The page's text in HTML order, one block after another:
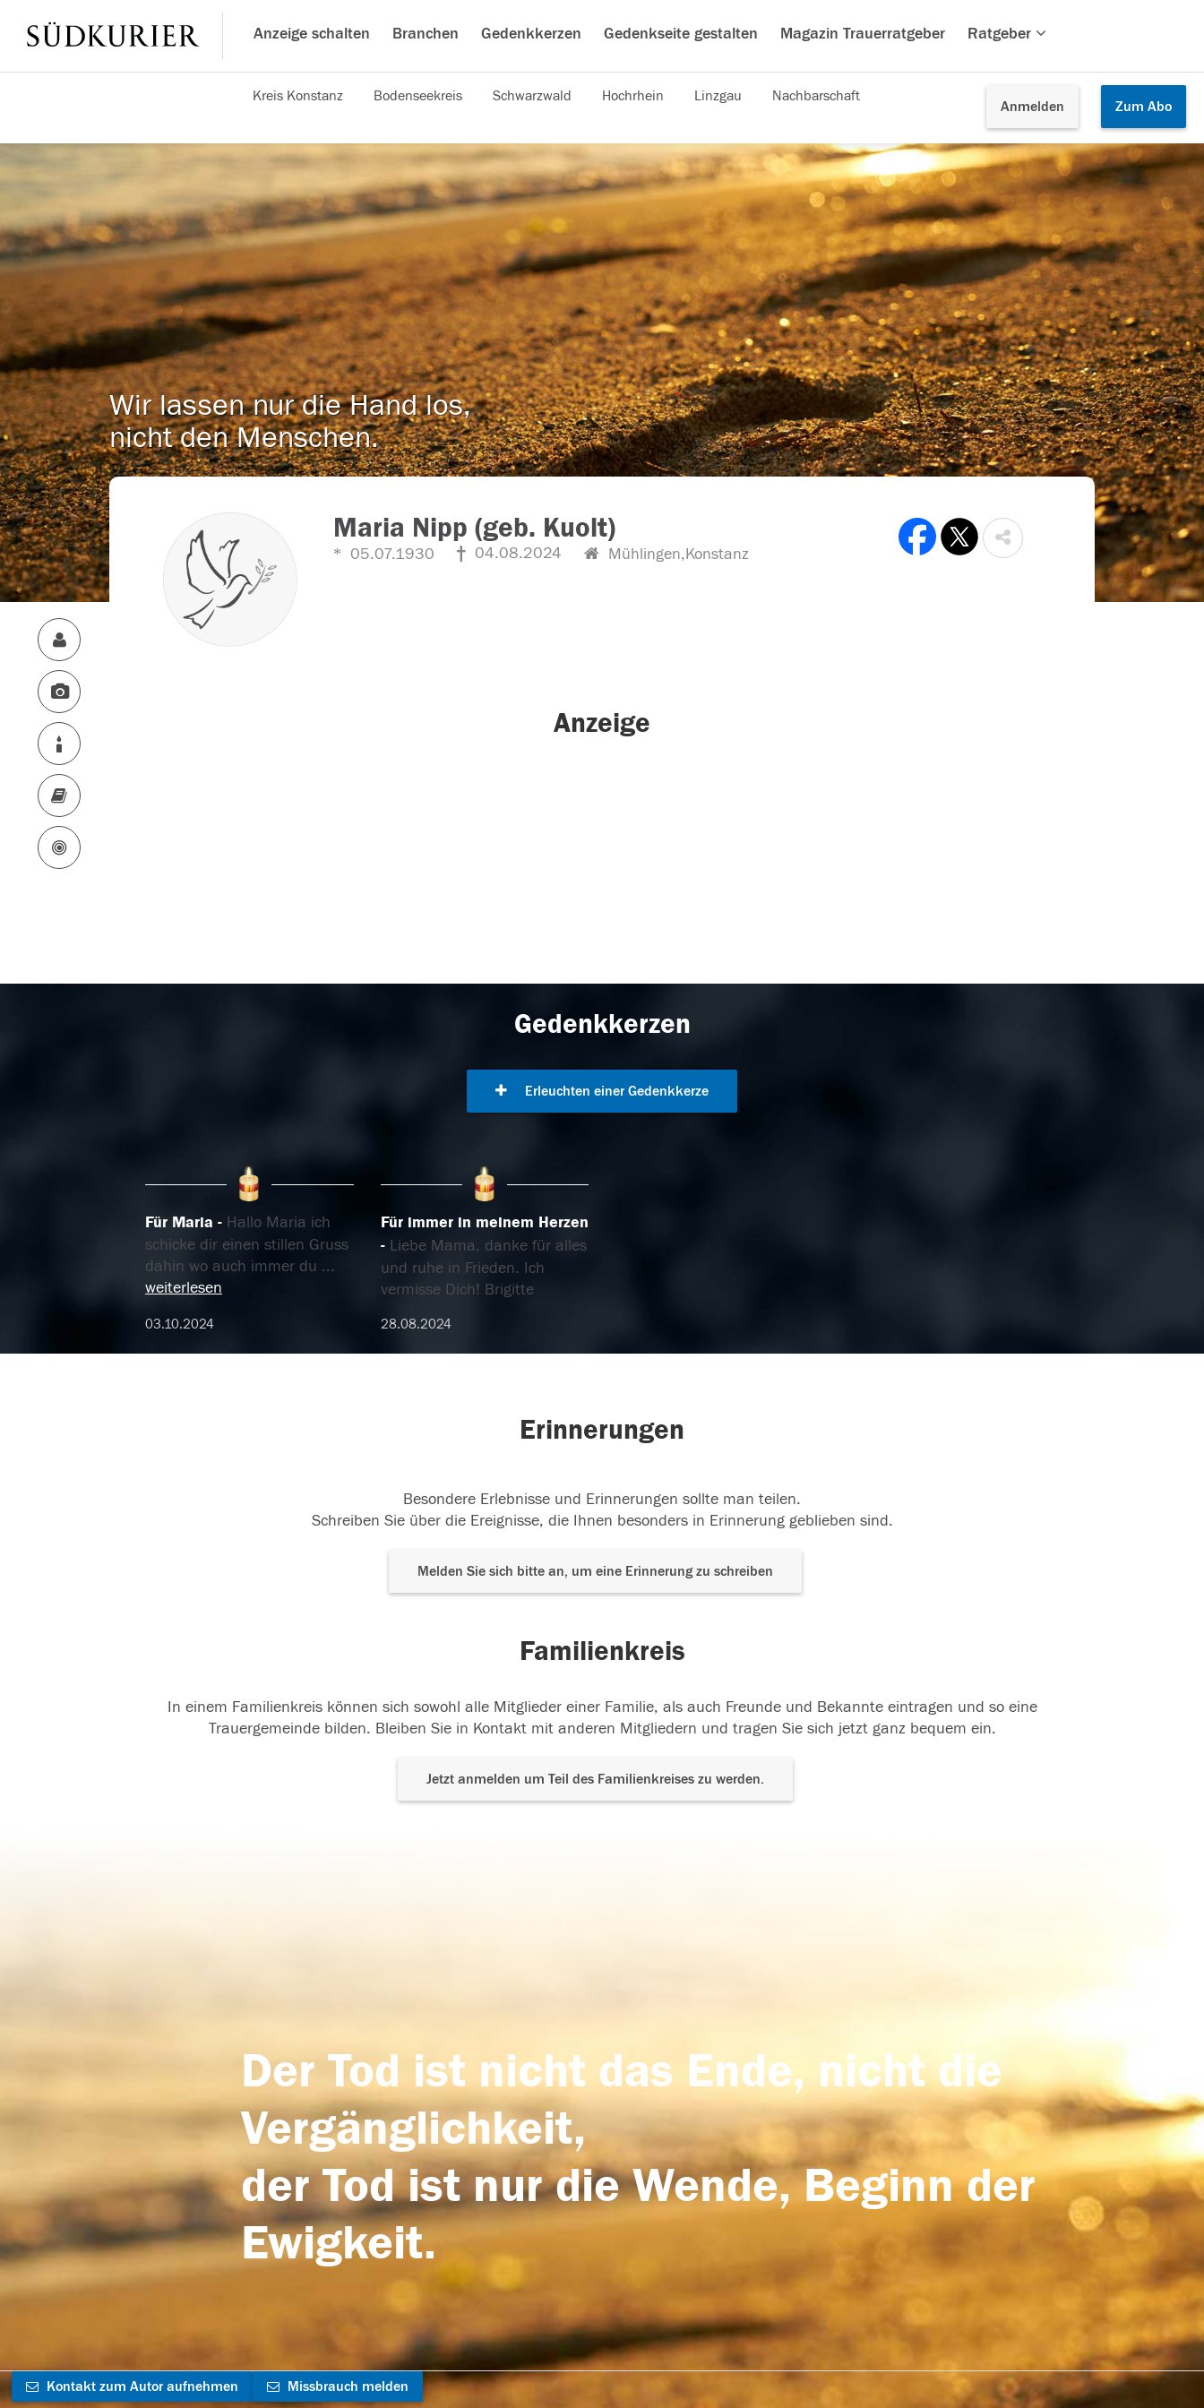
Anzeige schalten Branchen Gedenkkerzen Gedenkseite gestalten Magazin Trauerratgeber Ratgeber
Anmelden Zum Abo
Kreis Konstanz Bodenseekreis Schwarzwald Hochrhein Linzgau Nachbarschaft
Wir lassen nur die Hand los,
nicht den Menschen.
Maria Nipp (geb. Kuolt)
05.07.1930 04.08.2024 Mühlingen,Konstanz
Anzeige
Gedenkkerzen
Erleuchten einer Gedenkkerze
Für Maria
Hallo Maria ich
schicke dir einen stillen Gruss
dahin wo auch immer du ...
weiterlesen
03.10.2024
Für immer in meinem Herzen
Liebe Mama, danke für alles
und ruhe in Frieden. Ich
vermisse Dich! Brigitte
28.08.2024
Erinnerungen
Besondere Erlebnisse und Erinnerungen sollte man teilen.
Schreiben Sie über die Ereignisse, die Ihnen besonders in Erinnerung geblieben sind.
Melden Sie sich bitte an, um eine Erinnerung zu schreiben
Familienkreis
In einem Familienkreis können sich sowohl alle Mitglieder einer Familie, als auch Freunde und Bekannte eintragen und so eine
Trauergemeinde bilden. Bleiben Sie in Kontakt mit anderen Mitgliedern und tragen Sie sich jetzt ganz bequem ein.
Jetzt anmelden um Teil des Familienkreises zu werden.
Der Tod ist nicht das Ende, nicht die
Vergänglichkeit,
der Tod ist nur die Wende, Beginn der
Ewigkeit.
Kontakt zum Autor aufnehmen Missbrauch melden